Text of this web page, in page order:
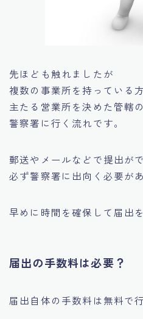
先ほども触れましたが
複数の事業所を持っている
主たる営業所を決めた管轄の
警察署に行く流れです。
郵送やメールなどで提出が
必ず警察署に出向く必要が
早めに時間を確保して届出
届出の手数料は必要？
届出自体の手数料は無料で